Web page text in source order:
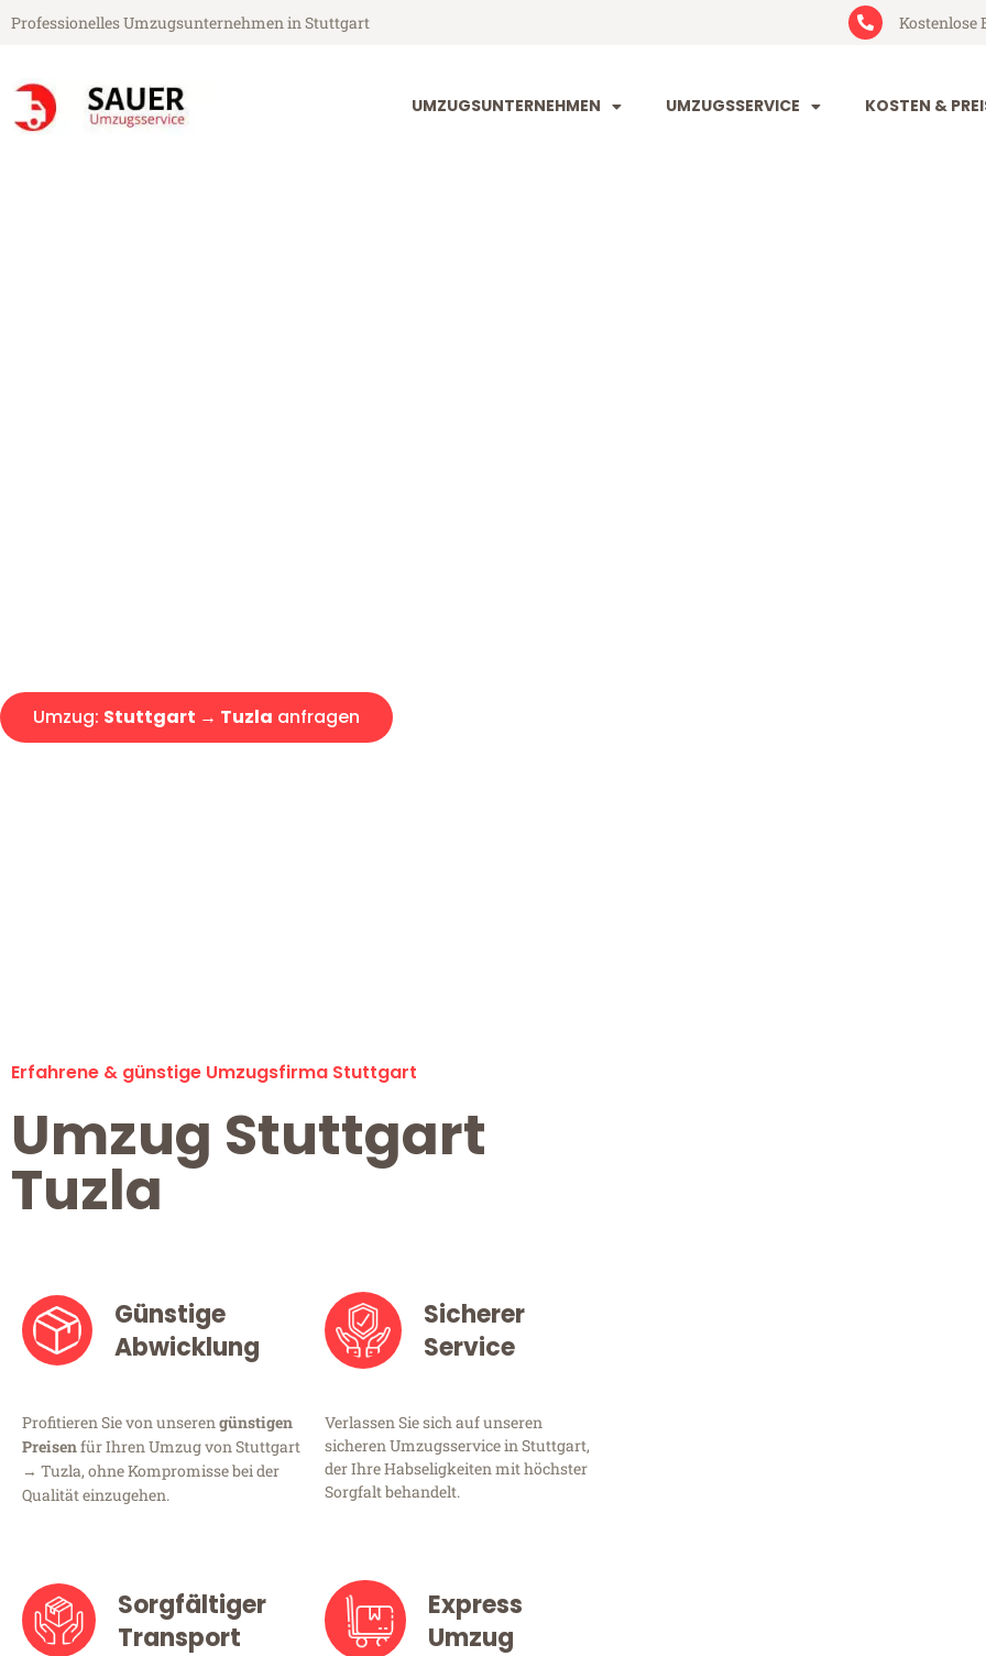
Professionelles Umzugsunternehmen in Stuttgart Kostenlose
UMZUGSUNTERNEHMEN UMZUGSSERVICE KOSTEN &
Umzug: Stuttgart → Tuzla anfragen
Erfahrene & günstige Umzugsfirma Stuttgart
Umzug Stuttgart
Tuzla
Günstige
Abwicklung
Profitieren Sie von unserengünstigen
Preisenfür Ihren Umzug von Stuttgart
→ Tuzla, ohne Kompromisse bei der
Qualität einzugehen.
Sicherer
Service
Verlassen Sie sich auf unseren
sicheren Umzugsservice in Stuttgart,
der Ihre Habseligkeiten mit höchster
Sorgfalt behandelt.
Sorgfältiger
Transport
Express
Umzug